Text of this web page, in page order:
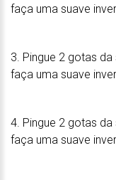
faça uma suave
3. Pingue 2 gotas
faça uma suave
4. Pingue 2 gotas
faça uma suave